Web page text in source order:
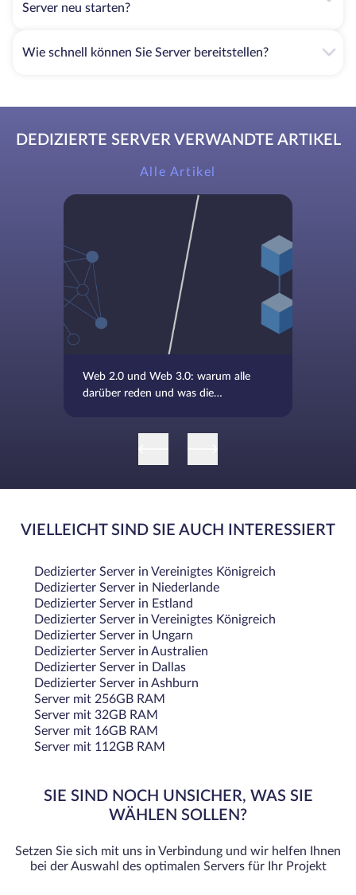
Server neu starten?
Wie schnell können Sie Server bereitstellen?
DEDIZIERTE SERVER VERWANDTE ARTIKEL
Alle Artikel
Web 2.0 und Web 3.0: warum alle
darüber reden und was die
VIELLEICHT SIND SIE AUCH INTERESSIERT
Dedizierter Server in Vereinigtes Königreich
Dedizierter Server in Niederlande
Dedizierter Server in Estland
Dedizierter Server in Vereinigtes Königreich
Dedizierter Server in Ungarn
Dedizierter Server in Australien
Dedizierter Server in Dallas
Dedizierter Server in Ashburn
Server mit 256GB RAM
Server mit 32GB RAM
Server mit 16GB RAM
Server mit 112GB RAM
SIE SIND NOCH UNSICHER, WAS SIE
WÄHLEN SOLLEN?
Setzen Sie sich mit uns in Verbindung und wir helfen Ihnen
bei der Auswahl des optimalen Servers für Ihr Projekt